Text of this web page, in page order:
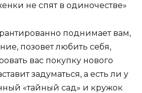
не спят в одиночестве»
поднимает вам,
позовет любить себя,
вас покупку нового
задуматься, а есть ли у
«тайный сад» и кружок